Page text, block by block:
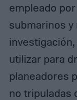
empleado
submarinos y
utilizar para
planeadores
no tripuladas